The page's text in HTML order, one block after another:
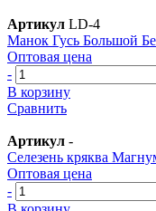
Артикул LD-4
Манок Гусь Большой
Оптовая цена
-
В корзину
Сравнить
Артикул -
Селезень кряква
Оптовая цена
-